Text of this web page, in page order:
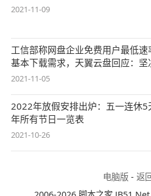
2021-11-09
工信部称网盘企业免费用户最低速
基本下载需求，天翼云盘回应：坚
始终
2021-11-05
2022年放假安排出炉：五一连休5
年所有节日一览表
2021-10-26
电脑版- 返